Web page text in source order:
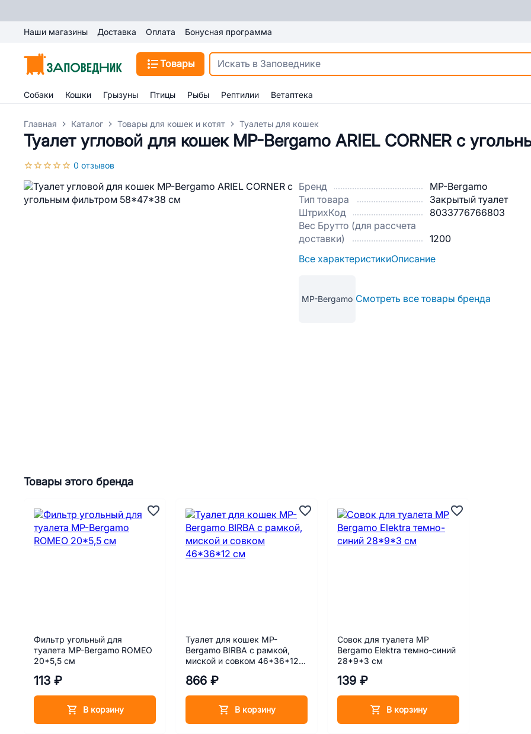
Наши магазины Доставка Оплата Бонусная программа
Товары
Собаки Кошки Грызуны Птицы Рыбы Рептилии Ветаптека
Главная Каталог Товары для кошек и котят Туалеты для кошек
Туалет угловой для кошек MP-Bergamo ARIEL CORNER с
0 отзывов
Бренд
MP-Bergamo
Тип товара
Закрытый туалет
ШтрихКод
8033776766803
Вес Брутто (для рассчета
доставки)
1200
Все характеристикиОписание
MP-Bergamo Смотреть все товары бренда
Товары этого бренда
Фильтр угольный для
туалета MP-Bergamo ROMEO
20*5,5 см
113 ₽
В корзину
Туалет для кошек MP-
Bergamo BIRBA с рамкой,
миской и совком 46*36*12
866 ₽
В корзину
Совок для туалета MP
Bergamo Elektra темно-синий
28*9*3 см
139 ₽
В корзину